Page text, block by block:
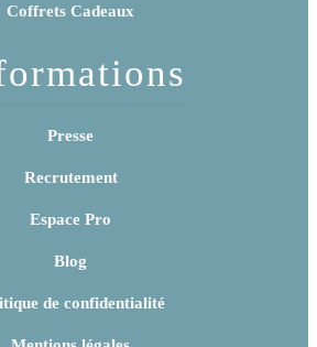
Coffrets Cadeaux
Presse
Recrutement
Espace Pro
Blog
de confidentialité